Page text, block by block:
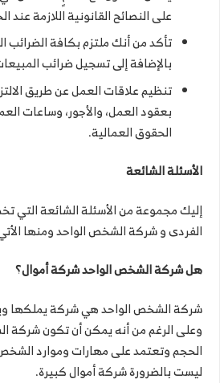
على النصائح القانونية اللازمة عند
تأكد من أنك ملتزم بكافة الضرائب
بالإضافة إلى تسجيل ضرائب
تنظيم علاقات العمل عن طريق
بعقود العمل، والأجور، وساعات
الحقوق العمالية.
الأسئلة الشائعة
إليك مجموعة من الأسئلة الشائعة التي
الفردى و شركة الشخص الواحد ومنها
هل شركة الشخص الواحد شركة أموال؟
شركة الشخص الواحد هي شركة يملكها
وعلى الرغم من أنه يمكن أن تكون شركة
الحجم وتعتمد على مهارات وموارد الشخص
ليست بالضرورة شركة أموال كبيرة.